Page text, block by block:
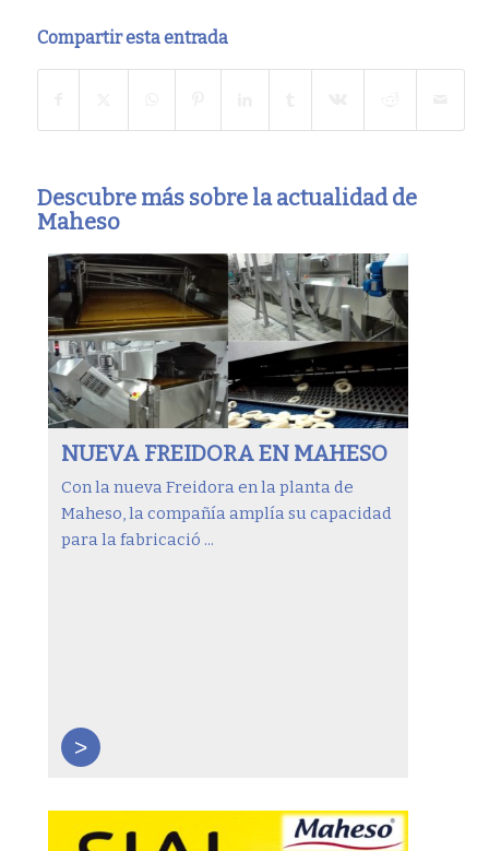
Compartir esta entrada
Descubre más sobre la actualidad de
Maheso
NUEVA FREIDORA EN MAHESO
Con la nueva Freidora en la planta de
Maheso, la compañía amplía su capacidad
para la fabricació ...
>